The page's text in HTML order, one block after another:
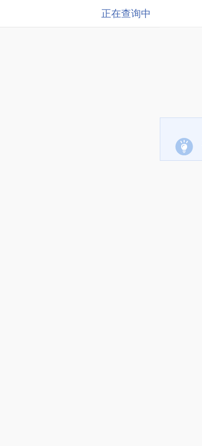
正在查询中